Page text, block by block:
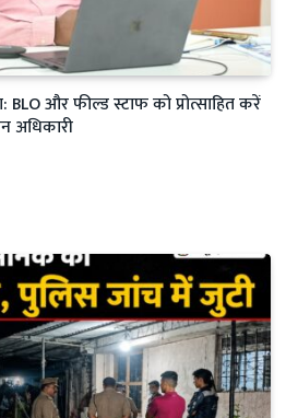
BLO और फील्ड स्टाफ को प्रोत्साहित करें
अधिकारी